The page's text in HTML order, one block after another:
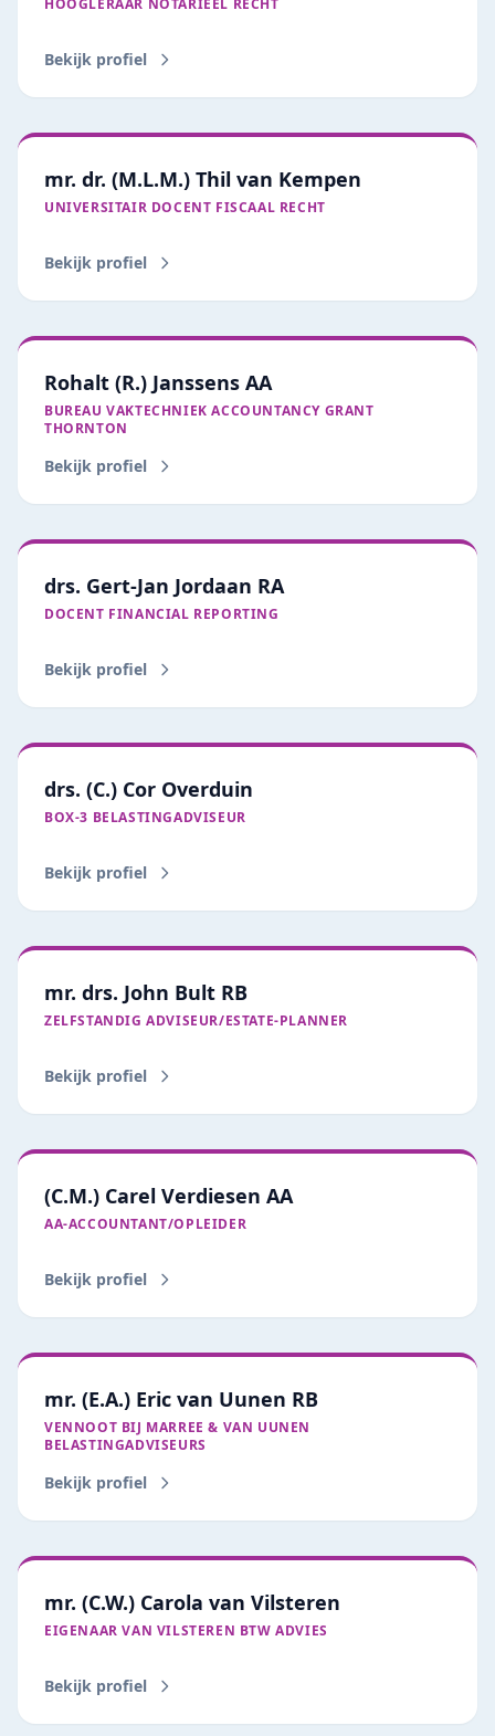
HOOGLERAAR NOTARIEEL RECHT
Bekijk profiel
mr. dr. (M.L.M.) Thil van Kempen
UNIVERSITAIR DOCENT FISCAAL RECHT
Bekijk profiel
Rohalt (R.) Janssens AA
BUREAU VAKTECHNIEK ACCOUNTANCY GRANT
THORNTON
Bekijk profiel
drs. Gert-Jan Jordaan RA
DOCENT FINANCIAL REPORTING
Bekijk profiel
drs. (C.) Cor Overduin
BOX‑3 BELASTINGADVISEUR
Bekijk profiel
mr. drs. John Bult RB
ZELFSTANDIG ADVISEUR/ESTATE‑PLANNER
Bekijk profiel
(C.M.) Carel Verdiesen AA
AA‑ACCOUNTANT/OPLEIDER
Bekijk profiel
mr. (E.A.) Eric van Uunen RB
VENNOOT BIJ MARREE & VAN UUNEN
BELASTINGADVISEURS
Bekijk profiel
mr. (C.W.) Carola van Vilsteren
EIGENAAR VAN VILSTEREN BTW ADVIES
Bekijk profiel